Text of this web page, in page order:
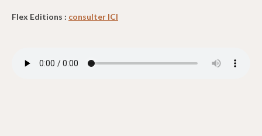
Flex Editions : consulter ICI